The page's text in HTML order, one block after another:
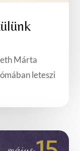
Márta
leteszi